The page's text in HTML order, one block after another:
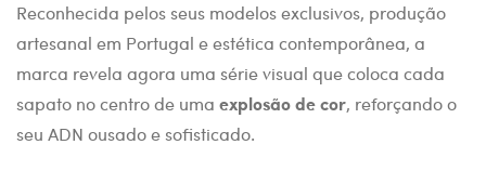
Reconhecida pelos seus modelos exclusivos, produção
artesanal em Portugal e estética contemporânea, a
marca revela agora uma série visual que coloca cada
sapato no centro de uma explosão de cor, reforçando o
seu ADN ousado e sofisticado.